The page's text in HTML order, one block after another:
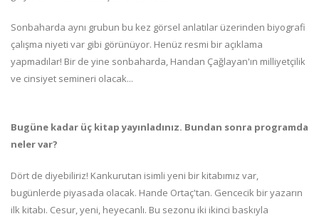
Sonbaharda aynı grubun bu kez görsel anlatılar üzerinden biyografi
çalışma niyeti var gibi görünüyor. Henüz resmi bir açıklama
yapmadılar! Bir de yine sonbaharda, Handan Çağlayan'ın milliyetçilik
ve cinsiyet semineri olacak...
Bugüne kadar üç kitap yayınladınız. Bundan sonra programda
neler var?
Dört de diyebiliriz! Kankurutan isimli yeni bir kitabımız var,
bugünlerde piyasada olacak. Hande Ortaç'tan. Gencecik bir yazarın
ilk kitabı. Cesur, yeni, heyecanlı. Bu sezonu iki ikinci baskıyla